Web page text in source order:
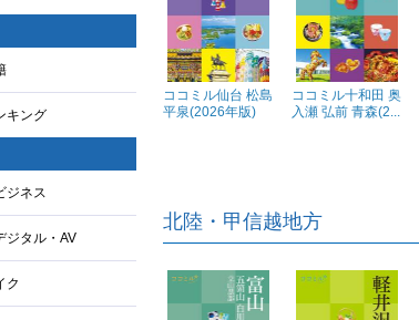
キング
ジネス
ジタル・AV
ク
ココミル仙台 松島
平泉(2026年版)
ココミル十和田 奥
入瀬 弘前 青森(2...
北陸・甲信越地方